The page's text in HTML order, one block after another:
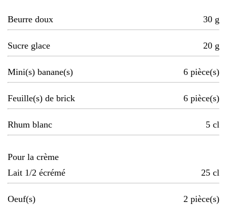
Beurre doux 30 g
Sucre glace 20 g
Mini(s) banane(s) 6 pièce(s)
Feuille(s) de brick 6 pièce(s)
Rhum blanc 5 cl
Pour la crème
Lait 1/2 écrémé
25 cl
Oeuf(s) 2 pièce(s)